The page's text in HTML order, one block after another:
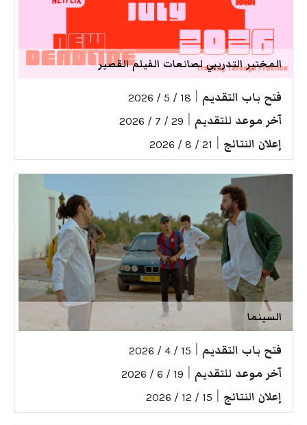
المختبر التدريبي لصانعات الفيلم القصير
فتح باب التقديم 18 / 5 / 2026
آخر موعد للتقديم 29 / 7 / 2026
إعلان النتائج 21 / 8 / 2026
السينما
فتح باب التقديم 15 / 4 / 2026
آخر موعد للتقديم 19 / 6 / 2026
إعلان النتائج 15 / 12 / 2026